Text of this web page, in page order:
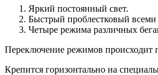
Яркий постоянный свет.
Быстрый проблестковый всеми
Четыре режима различных
Переключение режимов происходит
Крепится горизонтально на